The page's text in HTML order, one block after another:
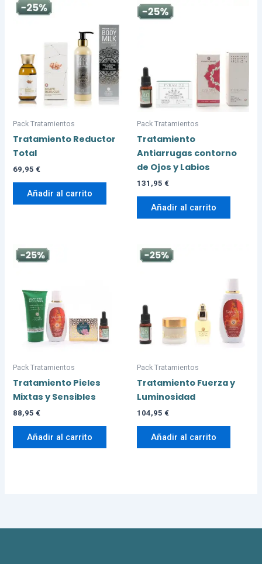
Pack Tratamientos
Tratamiento Reductor
Total
69,95 €
Añadir al carrito
Pack Tratamientos
Tratamiento
Antiarrugas contorno
de Ojos y Labios
131,95 €
Añadir al carrito
Pack Tratamientos
Tratamiento Pieles
Mixtas y Sensibles
88,95 €
Añadir al carrito
Pack Tratamientos
Tratamiento Fuerza y
Luminosidad
104,95 €
Añadir al carrito